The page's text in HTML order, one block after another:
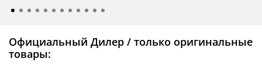
Официальный Дилер / только оригинальные
товары: